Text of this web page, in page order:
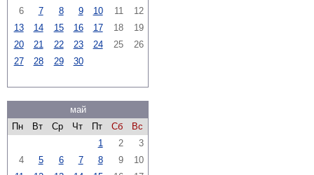
6
7 8 9 10 11
12
13
14 15 16 17 18
19
20
21 22 23 24 25
26
27
28 29 30
май
Пн
Вт Ср Чт Пт Сб
Вс
1
2
3
4
5 6 7 8 9
10